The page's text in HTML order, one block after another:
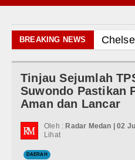
Politik
Hiburan
Olahraga
Teknologi
BREAKING NEWSChelsea
AC Milan
Bayern
Tinjau Sejumlah
Suwondo Pastikan
Aman dan Lancar
Oleh : Radar Medan | 02
Lihat
DAERAH